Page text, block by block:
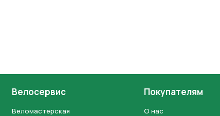
Велосервис
Веломастерская
Покупателям
О нас